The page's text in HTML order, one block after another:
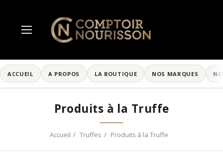
ACCUEIL A PROPOS LA BOUTIQUE NOS MARQUES
Produits à la Truffe
Accueil Truffes Produits à la Truffe